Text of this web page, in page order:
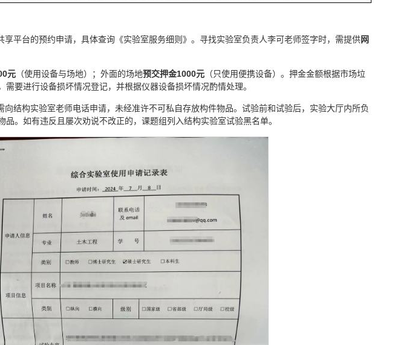
享平台的预约申请，具体查询《实验室服务细则》。寻找实验室负责人李可老师签字时，需提供网
元 （使用设备与场地）；外面的场地预交押金1000元 （只使用便携设备）。押金金额根据市场垃
要进行设备损坏情况登记，并根据仪器设备损坏情况酌情处理。
结构实验室老师电话申请，未经准许不可私自存放构件物品。试验前和试验后，实验大厅内所负
。如有违反且屡次劝说不改正的，课题组列入结构实验室试验黑名单。